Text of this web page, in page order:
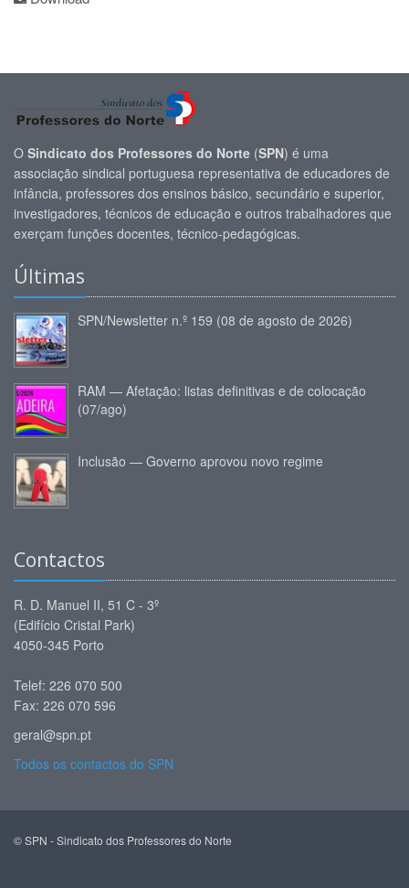
O Sindicato dos Professores do Norte (SPN) é uma
associação sindical portuguesa representativa de educadores de
infância, professores dos ensinos básico, secundário e superior,
investigadores, técnicos de educação e outros trabalhadores que
exerçam funções docentes, técnico-pedagógicas.
Últimas
SPN/Newsletter n.º 159 (08 de agosto de 2026)
RAM — Afetação: listas definitivas e de colocação
(07/ago)
Inclusão — Governo aprovou novo regime
Contactos
R. D. Manuel II, 51 C - 3º
(Edifício Cristal Park)
4050-345 Porto
Telef: 226 070 500
Fax: 226 070 596
geral@spn.pt
Todos os contactos do SPN
© SPN - Sindicato dos Professores do Norte